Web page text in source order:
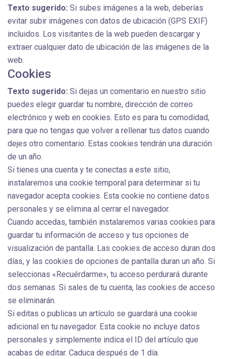
Texto sugerido: Si subes imágenes a la web, deberías
evitar subir imágenes con datos de ubicación (GPS EXIF)
incluidos. Los visitantes de la web pueden descargar y
extraer cualquier dato de ubicación de las imágenes de la
web.
Cookies
Texto sugerido: Si dejas un comentario en nuestro sitio
puedes elegir guardar tu nombre, dirección de correo
electrónico y web en cookies. Esto es para tu comodidad,
para que no tengas que volver a rellenar tus datos cuando
dejes otro comentario. Estas cookies tendrán una duración
de un año.
Si tienes una cuenta y te conectas a este sitio,
instalaremos una cookie temporal para determinar si tu
navegador acepta cookies. Esta cookie no contiene datos
personales y se elimina al cerrar el navegador.
Cuando accedas, también instalaremos varias cookies para
guardar tu información de acceso y tus opciones de
visualización de pantalla. Las cookies de acceso duran dos
días, y las cookies de opciones de pantalla duran un año. Si
seleccionas «Recuérdarme», tu acceso perdurará durante
dos semanas. Si sales de tu cuenta, las cookies de acceso
se eliminarán.
Si editas o publicas un artículo se guardará una cookie
adicional en tu navegador. Esta cookie no incluye datos
personales y simplemente indica el ID del artículo que
acabas de editar. Caduca después de 1 día.